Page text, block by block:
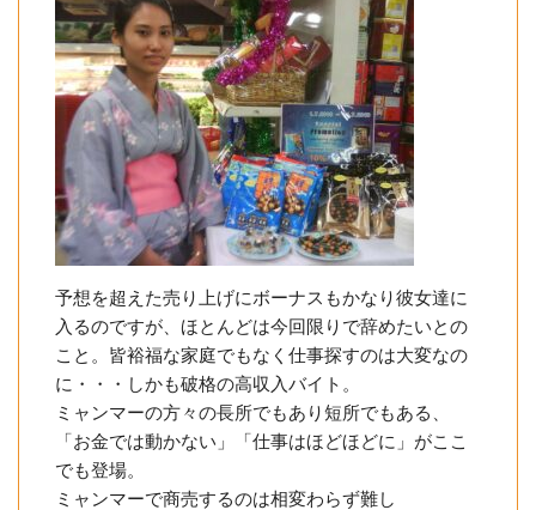
予想を超えた売り上げにボーナスもかなり彼女達に
入るのですが、ほとんどは今回限りで辞めたいとの
こと。皆裕福な家庭でもなく仕事探すのは大変なの
に・・・しかも破格の高収入バイト。
ミャンマーの方々の長所でもあり短所でもある、
「お金では動かない」「仕事はほどほどに」がここ
でも登場。
ミャンマーで商売するのは相変わらず難し